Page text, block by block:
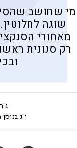
מי שחושב
שוגה
מאחורי
רק סנונית
י"ג